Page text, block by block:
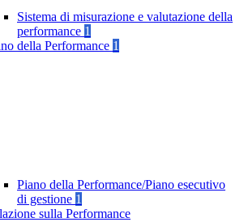
Sistema di misurazione e valutazione della
performance 1
della Performance 1
Piano della Performance/Piano esecutivo
di gestione 1
sulla Performance